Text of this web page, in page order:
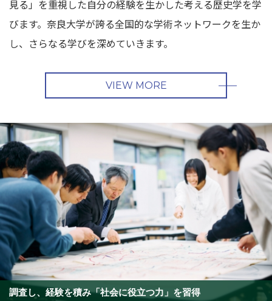
見る」を重視した自分の経験を生かした考える歴史学を学
びます。奈良大学が誇る全国的な学術ネットワークを生か
し、さらなる学びを深めていきます。
VIEW MORE
調査し、経験を積み「社会に役立つ力」を習得